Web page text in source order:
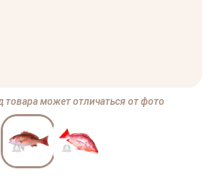
может отличаться от фото